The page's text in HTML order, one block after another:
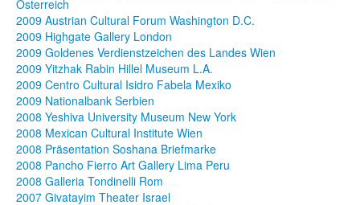
Österreich
2009 Austrian Cultural Forum Washington D.C.
2009 Highgate Gallery London
2009 Goldenes Verdienstzeichen des Landes Wien
2009 Yitzhak Rabin Hillel Museum L.A.
2009 Centro Cultural Isidro Fabela Mexiko
2009 Nationalbank Serbien
2008 Yeshiva University Museum New York
2008 Mexican Cultural Institute Wien
2008 Präsentation Soshana Briefmarke
2008 Pancho Fierro Art Gallery Lima Peru
2008 Galleria Tondinelli Rom
2007 Givatayim Theater Israel